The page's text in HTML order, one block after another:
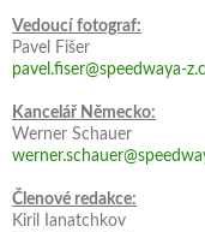
Vedoucí fotograf:
Pavel Fišer
pavel.fiser@speedwaya-
Kancelář Německo:
Werner Schauer
Členové redakce:
Kiril Ianatchkov